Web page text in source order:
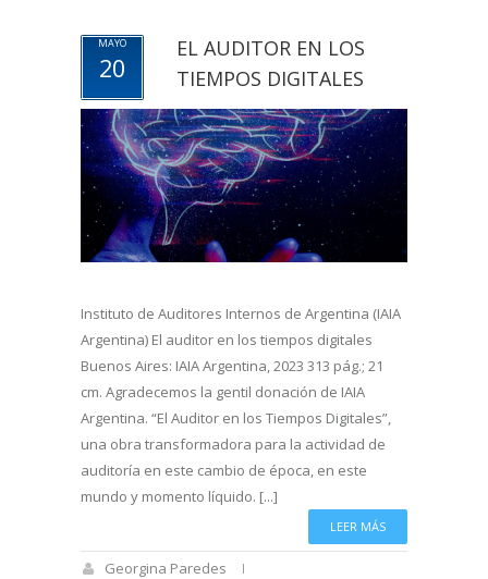
MAYO
20
EL AUDITOR EN LOS
TIEMPOS DIGITALES
Instituto de Auditores Internos de Argentina (IAIA
Argentina) El auditor en los tiempos digitales
Buenos Aires: IAIA Argentina, 2023 313 pág.; 21
cm. Agradecemos la gentil donación de IAIA
Argentina. “El Auditor en los Tiempos Digitales”,
una obra transformadora para la actividad de
auditoría en este cambio de época, en este
mundo y momento líquido. [...]
LEER MÁS
Georgina Paredes